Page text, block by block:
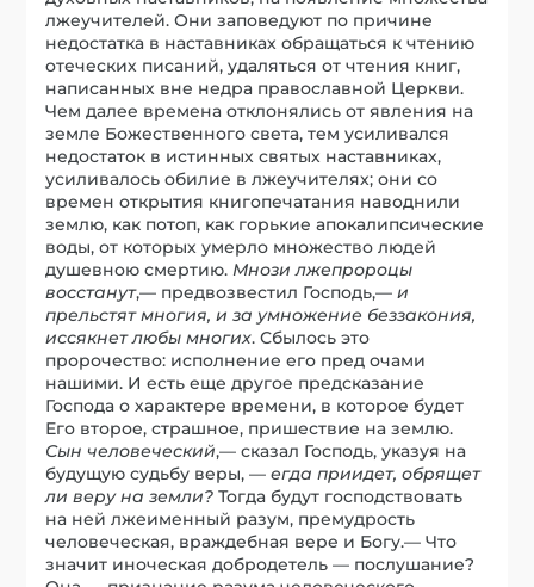
лжеучителей. Они заповедуют по причине
недостатка в наставниках обращаться к чтению
отеческих писаний, удаляться от чтения книг,
написанных вне недра православной Церкви.
Чем далее времена отклонялись от явления на
земле Божественного света, тем усиливался
недостаток в истинных святых наставниках,
усиливалось обилие в лжеучителях; они со
времен открытия книгопечатания наводнили
землю, как потоп, как горькие апокалипсические
воды, от которых умерло множество людей
душевною смертию. Мнози лжепророцы
восстанут,— предвозвестил Господь,—и
прельстят многия, и за умножение беззакония,
иссякнет любы многих. Сбылось это
пророчество: исполнение его пред очами
нашими. И есть еще другое предсказание
Господа о характере времени, в которое будет
Его второе, страшное, пришествие на землю.
Сын человеческий,— сказал Господь, указуя на
будущую судьбу веры, —егда приидет, обрящет
ли веру на земли? Тогда будут господствовать
на ней лжеименный разум, премудрость
человеческая, враждебная вере и Богу.— Что
значит иноческая добродетель — послушание?